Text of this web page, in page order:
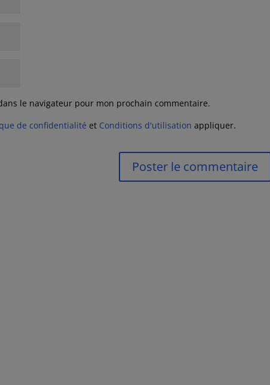
le navigateur pour mon prochain commentaire.
de confidentialité et Conditions d'utilisation appliquer.